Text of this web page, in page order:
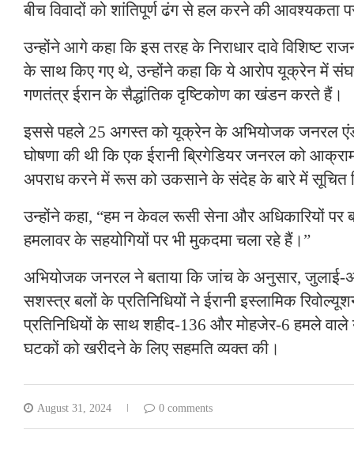
बीच विवादों को शांतिपूर्ण ढंग से हल करने की आवश्यकता
उन्होंने आगे कहा कि इस तरह के निराधार दावे विशिष्ट
के साथ किए गए थे, उन्होंने कहा कि ये आरोप यूक्रेन में
गणतंत्र ईरान के सैद्धांतिक दृष्टिकोण का खंडन करते हैं।
इससे पहले 25 अगस्त को यूक्रेन के अभियोजक जनरल
घोषणा की थी कि एक ईरानी ब्रिगेडियर जनरल को
अपराध करने में रूस को उकसाने के संदेह के बारे में सूचित
उन्होंने कहा, “हम न केवल रूसी सेना और अधिकारियों पर
हमलावर के सहयोगियों पर भी मुकदमा चला रहे हैं।”
अभियोजक जनरल ने बताया कि जांच के अनुसार, जुलाई-
सशस्त्र बलों के प्रतिनिधियों ने ईरानी इस्लामिक
प्रतिनिधियों के साथ शहीद-136 और मोहजेर-6 हमले
घटकों को खरीदने के लिए सहमति व्यक्त की।
August 31, 2024 0 comments